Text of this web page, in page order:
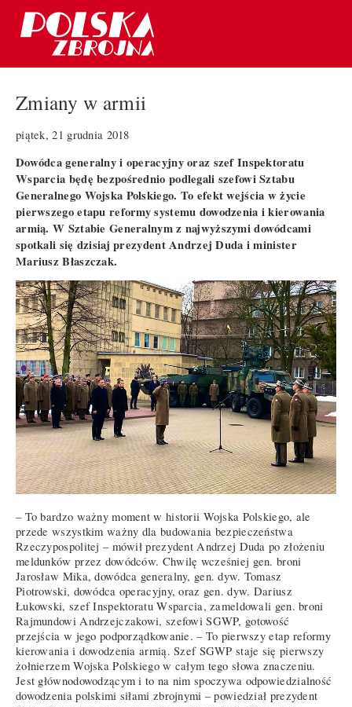
Zmiany w armii
piątek, 21 grudnia 2018
Dowódca generalny i operacyjny oraz szef Inspektoratu
Wsparcia będę bezpośrednio podlegali szefowi Sztabu
Generalnego Wojska Polskiego. To efekt wejścia w życie
pierwszego etapu reformy systemu dowodzenia i kierowania
armią. W Sztabie Generalnym z najwyższymi dowódcami
spotkali się dzisiaj prezydent Andrzej Duda i minister
Mariusz Błaszczak.
– To bardzo ważny moment w historii Wojska Polskiego, ale
przede wszystkim ważny dla budowania bezpieczeństwa
Rzeczypospolitej – mówił prezydent Andrzej Duda po złożeniu
meldunków przez dowódców. Chwilę wcześniej gen. broni
Jarosław Mika, dowódca generalny, gen. dyw. Tomasz
Piotrowski, dowódca operacyjny, oraz gen. dyw. Dariusz
Łukowski, szef Inspektoratu Wsparcia, zameldowali gen. broni
Rajmundowi Andrzejczakowi, szefowi SGWP, gotowość
przejścia w jego podporządkowanie. – To pierwszy etap reformy
kierowania i dowodzenia armią. Szef SGWP staje się pierwszy
żołnierzem Wojska Polskiego w całym tego słowa znaczeniu.
Jest głównodowodzącym i to na nim spoczywa odpowiedzialność
dowodzenia polskimi siłami zbrojnymi – powiedział prezydent